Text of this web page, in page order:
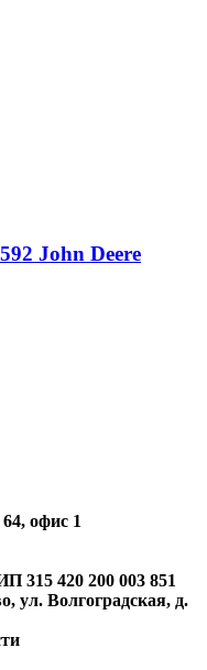
John Deere
офис 1
315 420 200 003 851
ул. Волгоградская, д.